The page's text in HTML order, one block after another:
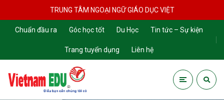
TRUNG TÂM NGOẠI NGỮ GIÁO DỤC VIỆT
Chuẩn đầu ra Góc học tốt Du Học Tin tức – Sự kiện
Trang tuyển dụng Liên hệ